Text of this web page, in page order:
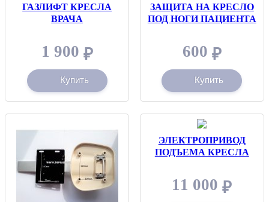
ГАЗЛИФТ КРЕСЛА
ВРАЧА
1 900 ₽
Купить
ЗАЩИТА НА КРЕСЛО
ПОД НОГИ ПАЦИЕНТА
600 ₽
Купить
ЭЛЕКТРОПРИВОД
ПОДЪЕМА КРЕСЛА
11 000 ₽